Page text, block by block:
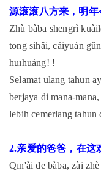
源滚滚八方来，明年
Zhù bàba shēngrì
tōng sìhǎi, cáiyuán
huīhuáng! !
Selamat ulang tahun
berjaya di mana-
lebih cemerlang tahun
2.亲爱的爸爸，在这
Qīn'ài de bàba, zài